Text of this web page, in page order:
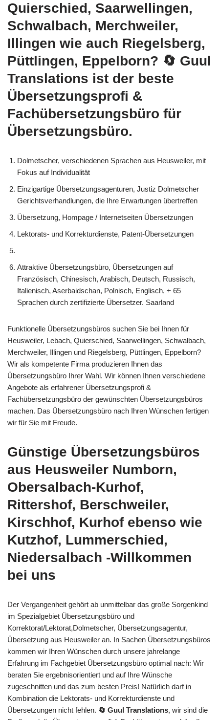
Quierschied, Saarwellingen,
Schwalbach, Merchweiler,
Illingen wie auch Riegelsberg,
Püttlingen, Eppelborn? 🔄 Guul
Translations ist der beste
Übersetzungsprofi &
Fachübersetzungsbüro für
Übersetzungsbüro.
Dolmetscher, verschiedenen Sprachen aus Heusweiler, mit
Fokus auf Individualität
Einzigartige Übersetzungsagenturen, Justiz Dolmetscher
Gerichtsverhandlungen, die Ihre Erwartungen übertreffen
Übersetzung, Hompage / Internetseiten Übersetzungen
Lektorats- und Korrekturdienste, Patent-Übersetzungen
Attraktive Übersetzungsbüro, Übersetzungen auf
Französisch, Chinesisch, Arabisch, Deutsch, Russisch,
Italienisch, Aserbaidschan, Polnisch, Englisch, + 65
Sprachen durch zertifizierte Übersetzer. Saarland
Funktionelle Übersetzungsbüros suchen Sie bei Ihnen für
Heusweiler, Lebach, Quierschied, Saarwellingen, Schwalbach,
Merchweiler, Illingen und Riegelsberg, Püttlingen, Eppelborn?
Wir als kompetente Firma produzieren Ihnen das
Übersetzungsbüro Ihrer Wahl. Wir können Ihnen verschiedene
Angebote als erfahrener Übersetzungsprofi &
Fachübersetzungsbüro der gewünschten Übersetzungsbüros
machen. Das Übersetzungsbüro nach Ihren Wünschen fertigen
wir für Sie mit Freude.
Günstige Übersetzungsbüros
aus Heusweiler Numborn,
Obersalbach-Kurhof,
Rittershof, Berschweiler,
Kirschhof, Kurhof ebenso wie
Kutzhof, Lummerschied,
Niedersalbach -Willkommen
bei uns
Der Vergangenheit gehört ab unmittelbar das große Sorgenkind
im Spezialgebiet Übersetzungsbüro und
Korrektorat/Lektorat,Dolmetscher, Übersetzungsagentur,
Übersetzung aus Heusweiler an. In Sachen Übersetzungsbüros
kommen wir Ihren Wünschen durch unsere jahrelange
Erfahrung im Fachgebiet Übersetzungsbüro optimal nach: Wir
beraten Sie ergebnisorientiert und auf Ihre Wünsche
zugeschnitten und das zum besten Preis! Natürlich darf in
Kombination die Lektorats- und Korrekturdienste und
Übersetzungen nicht fehlen. 🔄 Guul Translations, wir sind die